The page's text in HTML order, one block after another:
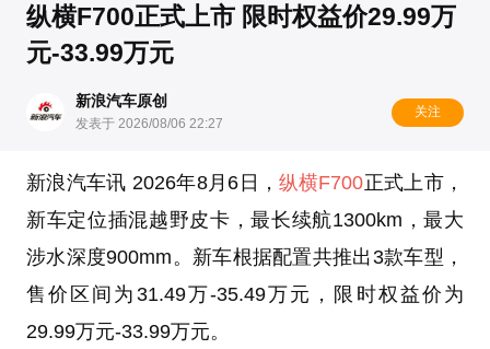
纵横F700正式上市 限时权益价29.99万
元-33.99万元
新浪汽车原创
发表于 2026/08/06 22:27
关注
新浪汽车讯 2026年8月6日，纵横F700正式上市，
新车定位插混越野皮卡，最长续航1300km，最大
涉水深度900mm。新车根据配置共推出3款车型，
售价区间为31.49万-35.49万元，限时权益价为
29.99万元-33.99万元。